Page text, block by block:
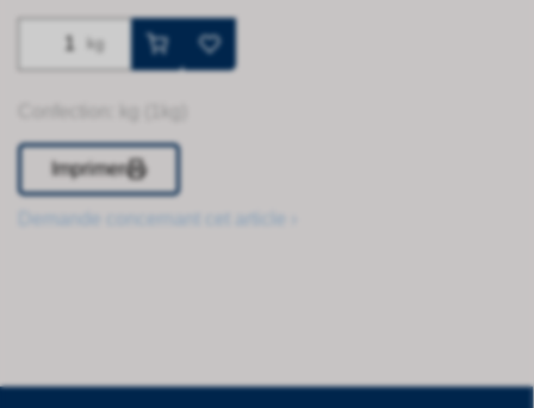
kg
Imprimer
Demande concernant cet article ›